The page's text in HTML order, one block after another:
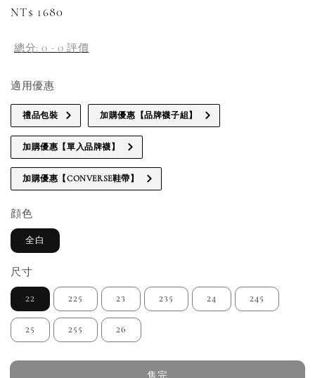
Regular
NT$ 1680
總分:0 - 0 評價
適用優惠
禮品包裝 加購優惠【品牌襪子組】
加購優惠【單入品牌襪】
加購優惠【CONVERSE鞋帶】
顔色
全白
尺寸
22 225 23 235 24 245
25 255 26
售完